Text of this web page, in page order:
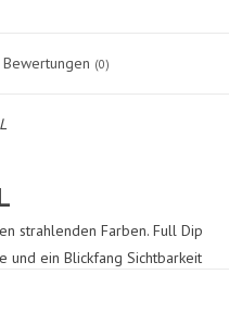
Bewertungen (0)
strahlenden Farben. Full Dip
und ein Blickfang Sichtbarkeit